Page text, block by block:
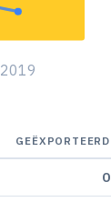
2019
GEËXPORTEERD
0